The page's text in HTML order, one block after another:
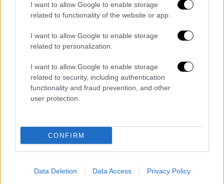
I want to allow Google to enable storage
related to functionality of the website or app.
I want to allow Google to enable storage
related to personalization.
I want to allow Google to enable storage
related to security, including authentication
functionality and fraud prevention, and other
user protection.
CONFIRM
Data Deletion Data Access Privacy Policy
Καλύτερη Μίνι Σειρά
Καλύτερος Ηθοποιός (Ρίτσαρντ Γκαντ)
Καλύτερη Ηθοποιός σε Β' Ρόλο (Τζέσικα
Γκάνινγκ, Nava Mau)
Καλύτερη Σκηνοθεσία (Weronika
Tofilska)
Καλύτερο Μοντάζ (Peter Oliver &
Benjamin Gerstein)
Καλύτερη Δραματική Σειρά